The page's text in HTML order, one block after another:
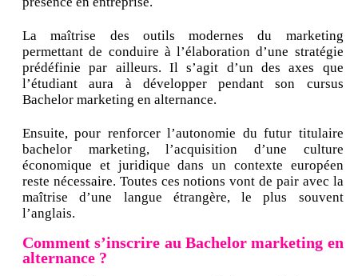
La maîtrise des outils modernes du marketing
permettant de conduire à l’élaboration d’une stratégie
prédéfinie par ailleurs. Il s’agit d’un des axes que
l’étudiant aura à développer pendant son cursus
Bachelor marketing en alternance.
Ensuite, pour renforcer l’autonomie du futur titulaire
bachelor marketing, l’acquisition d’une culture
économique et juridique dans un contexte européen
reste nécessaire. Toutes ces notions vont de pair avec la
maîtrise d’une langue étrangère, le plus souvent
l’anglais.
Comment s’inscrire au Bachelor marketing en
alternance ?